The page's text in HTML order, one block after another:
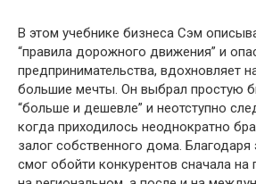
В этом учебнике бизнеса Сэм
“правила дорожного движения” и
предпринимательства, вдохновляет
большие мечты. Он выбрал простую
“больше и дешевле” и неотступно
когда приходилось неоднократно
залог собственного дома.
смог обойти конкурентов сначала